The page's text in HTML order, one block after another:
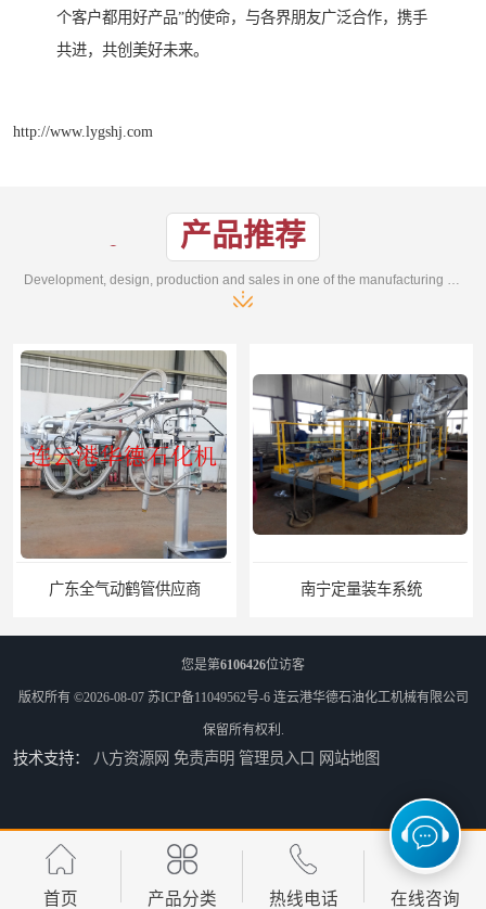
个客户都用好产品”的使命，与各界朋友广泛合作，携手
共进，共创美好未来。
http://www.lygshj.com
产品推荐
管供应商 南宁定量装车系统
贵州登船梯报价 兰州登船梯
您是第6106426位访客
版权所有 ©2026-08-07 苏ICP备11049562号-6 连云港华德石油化工机械有限公司
保留所有权利.
技术支持： 八方资源网 免责声明 管理员入口 网站地图
首页 产品分类 热线电话 在线咨询